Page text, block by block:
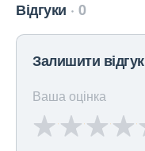
Відгуки 0
Залишити відгук
Ваша оцінка